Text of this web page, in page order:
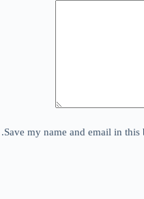
Save my name and email in